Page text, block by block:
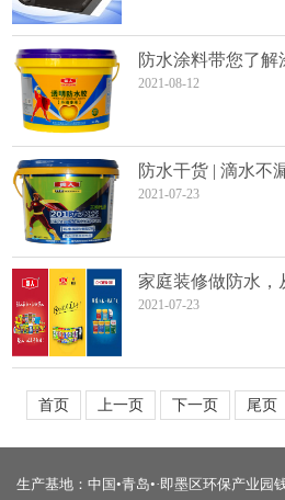
防水涂料带您了
2021-08-12
防水干货 | 滴水不
2021-07-23
家庭装修做防水，
2021-07-23
首页 上一页 下一页 尾页
生产基地：中国•青岛•·即墨区环保产业园